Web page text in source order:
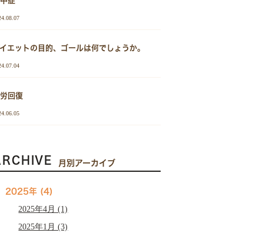
エットの目的、ゴールは何でしょうか。
回復
月別アーカイブ
2025年 (4)
2025年4月 (1)
2025年1月 (3)